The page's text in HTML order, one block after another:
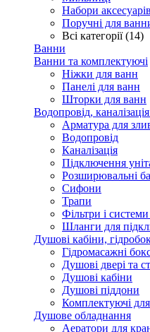
Набори аксесуарів
Поручні для
Всі категорії (14)
Ванни
Ванни та комплектуючі
Ніжки для ванн
Панелі для ванн
Шторки для ванн
Водопровід,
Арматура для
Водопровід
Каналізація
Підключення
Розширювальні
Сифони
Трапи
Фільтри і
Шланги для
Душові кабіни,
Гідромасажні
Душові двері та
Душові кабіни
Душові піддони
Комплектуючі
Душове обладнання
Аератори для